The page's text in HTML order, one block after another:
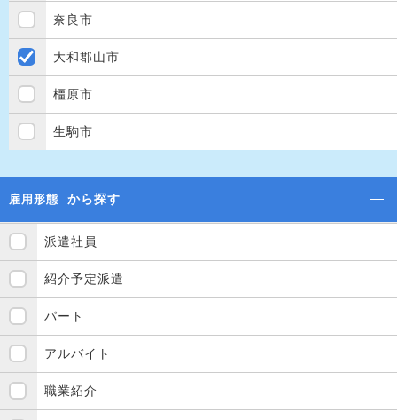
奈良市
大和郡山市
橿原市
生駒市
雇用形態 から探す
派遣社員
紹介予定派遣
パート
アルバイト
職業紹介